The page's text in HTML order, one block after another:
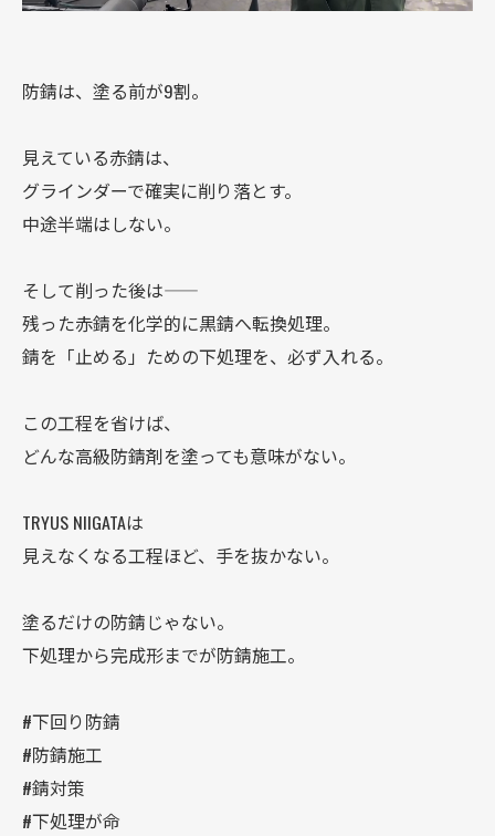
防錆は、塗る前が9割。
見えている赤錆は、
グラインダーで確実に削り落とす。
中途半端はしない。
そして削った後は――
残った赤錆を化学的に黒錆へ転換処理。
錆を「止める」ための下処理を、必ず入れる。
この工程を省けば、
どんな高級防錆剤を塗っても意味がない。
TRYUS NIIGATAは
見えなくなる工程ほど、手を抜かない。
塗るだけの防錆じゃない。
下処理から完成形までが防錆施工。
#下回り防錆
#防錆施工
#錆対策
#下処理が命